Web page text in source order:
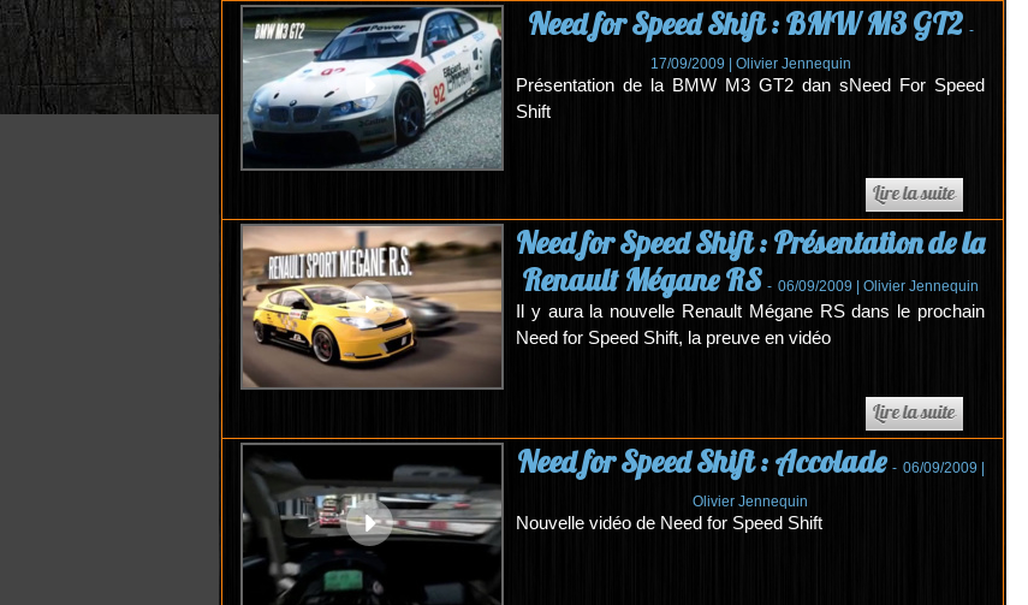
Need for Speed Shift : BMW M3 GT2 -
17/09/2009 | Olivier Jennequin
Présentation de la BMW M3 GT2 dan sNeed For Speed
Shift
Need for Speed Shift : Présentation de la
Renault Mégane RS - 06/09/2009 | Olivier Jennequin
Il y aura la nouvelle Renault Mégane RS dans le prochain
Need for Speed Shift, la preuve en vidéo
Need for Speed Shift : Accolade - 06/09/2009 |
Olivier Jennequin
Nouvelle vidéo de Need for Speed Shift